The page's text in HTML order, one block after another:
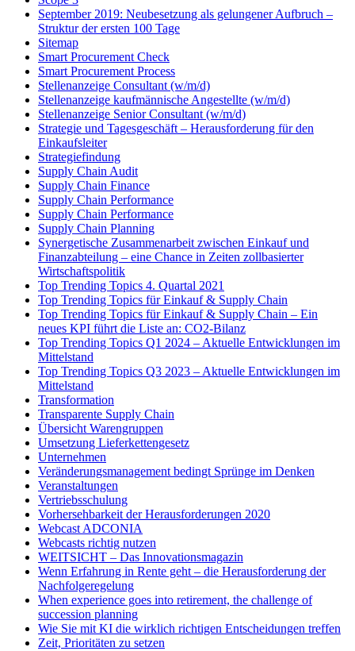
September 2019: Neubesetzung als gelungener Aufbruch –
Struktur der ersten 100 Tage
Sitemap
Smart Procurement Check
Smart Procurement Process
Stellenanzeige Consultant (w/m/d)
Stellenanzeige kaufmännische Angestellte (w/m/d)
Stellenanzeige Senior Consultant (w/m/d)
Strategie und Tagesgeschäft – Herausforderung für den
Einkaufsleiter
Strategiefindung
Supply Chain Audit
Supply Chain Finance
Supply Chain Performance
Supply Chain Performance
Supply Chain Planning
Synergetische Zusammenarbeit zwischen Einkauf und
Finanzabteilung – eine Chance in Zeiten zollbasierter
Wirtschaftspolitik
Top Trending Topics 4. Quartal 2021
Top Trending Topics für Einkauf & Supply Chain
Top Trending Topics für Einkauf & Supply Chain – Ein
neues KPI führt die Liste an: CO2-Bilanz
Top Trending Topics Q1 2024 – Aktuelle Entwicklungen im
Mittelstand
Top Trending Topics Q3 2023 – Aktuelle Entwicklungen im
Mittelstand
Transformation
Transparente Supply Chain
Übersicht Warengruppen
Umsetzung Lieferkettengesetz
Unternehmen
Veränderungsmanagement bedingt Sprünge im Denken
Veranstaltungen
Vertriebsschulung
Vorhersehbarkeit der Herausforderungen 2020
Webcast ADCONIA
Webcasts richtig nutzen
WEITSICHT – Das Innovationsmagazin
Wenn Erfahrung in Rente geht – die Herausforderung der
Nachfolgeregelung
When experience goes into retirement, the challenge of
succession planning
Wie Sie mit KI die wirklich richtigen Entscheidungen treffen
Zeit, Prioritäten zu setzen